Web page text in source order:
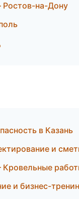
Ростов-на-Дону
в Казань
и
и бизнес-